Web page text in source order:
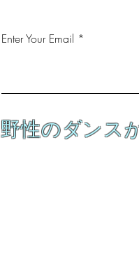
Enter Your Email
野性のダンス